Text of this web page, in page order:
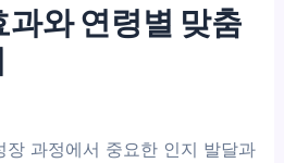
와 연령별 맞춤
장 과정에서 중요한 인지 발달과